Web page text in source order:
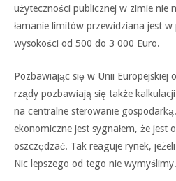
użyteczności publicznej w zimie nie
łamanie limitów przewidziana jest
wysokości od 500 do 3 000 Euro.
Pozbawiając się w Unii Europejskiej
rządy pozbawiają się także
na centralne sterowanie
ekonomiczne jest sygnałem, że jest
oszczędzać. Tak reaguje rynek,
Nic lepszego od tego nie wymyślimy.